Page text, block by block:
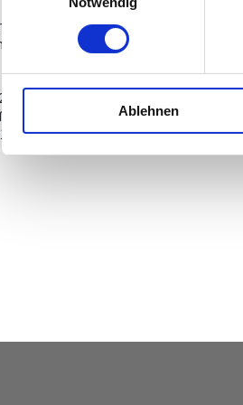
Ablehnen
Festrede "Innovationen als
wirtschaftlichen Erfolg.
Saal
Klagenfurt am Wörthersee